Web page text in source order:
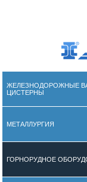
ЖЕЛЕЗНОДОРОЖНЫЕ
ЦИСТЕРНЫ
МЕТАЛЛУРГИЯ
ГОРНОРУДНОЕ